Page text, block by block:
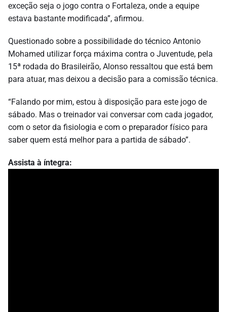
exceção seja o jogo contra o Fortaleza, onde a equipe
estava bastante modificada”, afirmou.
Questionado sobre a possibilidade do técnico Antonio
Mohamed utilizar força máxima contra o Juventude, pela
15ª rodada do Brasileirão, Alonso ressaltou que está bem
para atuar, mas deixou a decisão para a comissão técnica.
“Falando por mim, estou à disposição para este jogo de
sábado. Mas o treinador vai conversar com cada jogador,
com o setor da fisiologia e com o preparador físico para
saber quem está melhor para a partida de sábado”.
Assista à íntegra: